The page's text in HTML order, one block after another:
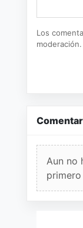
Los
moderación.
Aun no